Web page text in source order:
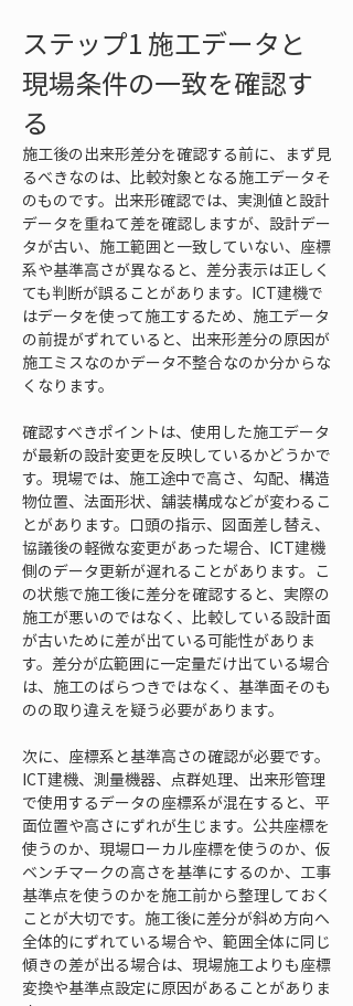
ステップ1 施工データと
現場条件の一致を確認す
る
施工後の出来形差分を確認する前に、まず見
るべきなのは、比較対象となる施工データそ
のものです。出来形確認では、実測値と設計
データを重ねて差を確認しますが、設計デー
タが古い、施工範囲と一致していない、座標
系や基準高さが異なると、差分表示は正しく
ても判断が誤ることがあります。ICT建機で
はデータを使って施工するため、施工データ
の前提がずれていると、出来形差分の原因が
施工ミスなのかデータ不整合なのか分からな
くなります。
確認すべきポイントは、使用した施工データ
が最新の設計変更を反映しているかどうかで
す。現場では、施工途中で高さ、勾配、構造
物位置、法面形状、舗装構成などが変わるこ
とがあります。口頭の指示、図面差し替え、
協議後の軽微な変更があった場合、ICT建機
側のデータ更新が遅れることがあります。こ
の状態で施工後に差分を確認すると、実際の
施工が悪いのではなく、比較している設計面
が古いために差が出ている可能性がありま
す。差分が広範囲に一定量だけ出ている場合
は、施工のばらつきではなく、基準面そのも
のの取り違えを疑う必要があります。
次に、座標系と基準高さの確認が必要です。
ICT建機、測量機器、点群処理、出来形管理
で使用するデータの座標系が混在すると、平
面位置や高さにずれが生じます。公共座標を
使うのか、現場ローカル座標を使うのか、仮
ベンチマークの高さを基準にするのか、工事
基準点を使うのかを施工前から整理しておく
ことが大切です。施工後に差分が斜め方向へ
全体的にずれている場合や、範囲全体に同じ
傾きの差が出る場合は、現場施工よりも座標
変換や基準点設定に原因があることがありま